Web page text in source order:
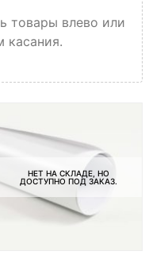
товары влево или
касания.
НЕТ НА СКЛАДЕ, НО
ДОСТУПНО ПОД ЗАКАЗ.